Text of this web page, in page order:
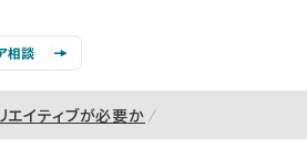
相談
エイティブが必要か